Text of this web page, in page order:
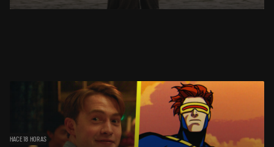
HACE 18 HORAS